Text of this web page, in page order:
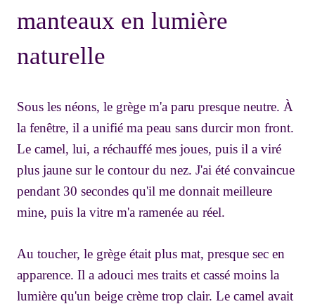
manteaux en lumière
naturelle
Sous les néons, le grège m'a paru presque neutre. À
la fenêtre, il a unifié ma peau sans durcir mon front.
Le camel, lui, a réchauffé mes joues, puis il a viré
plus jaune sur le contour du nez. J'ai été convaincue
pendant 30 secondes qu'il me donnait meilleure
mine, puis la vitre m'a ramenée au réel.
Au toucher, le grège était plus mat, presque sec en
apparence. Il a adouci mes traits et cassé moins la
lumière qu'un beige crème trop clair. Le camel avait